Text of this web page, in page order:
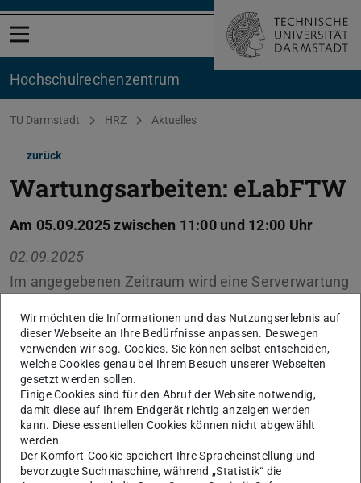
Menü öffnen
Hochschul­rechenzentrum
Sie befinden sich hier:
TU Darmstadt HRZ Aktuelles
zurück
Wartungsarbeiten: eLabFTW
Am 05.09.2025 zwischen 11:00 und 12:00 Uhr
02.09.2025
Im angegebenen Zeitraum wird eine Serverwartung
durchgeführt. Dabei müssen die Server neu
gestartet werden, wodurch es zu
Serviceunterbrechungen kommen kann.
KONTAKT
Wir möchten die Informationen und das Nutzungserlebnis auf
dieser Webseite an Ihre Bedürfnisse anpassen. Deswegen
verwenden wir sog. Cookies. Sie können selbst entscheiden,
welche Cookies genau bei Ihrem Besuch unserer Webseiten
gesetzt werden sollen.
Einige Cookies sind für den Abruf der Website notwendig,
damit diese auf Ihrem Endgerät richtig anzeigen werden
kann. Diese essentiellen Cookies können nicht abgewählt
werden.
Der Komfort-Cookie speichert Ihre Spracheinstellung und
bevorzugte Suchmaschine, während „Statistik“ die